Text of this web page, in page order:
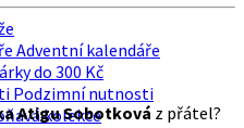
Adventní kalendáře
do 300 Kč
Podzimní nutnosti
kolekce
Atigu Sobotková z přátel?